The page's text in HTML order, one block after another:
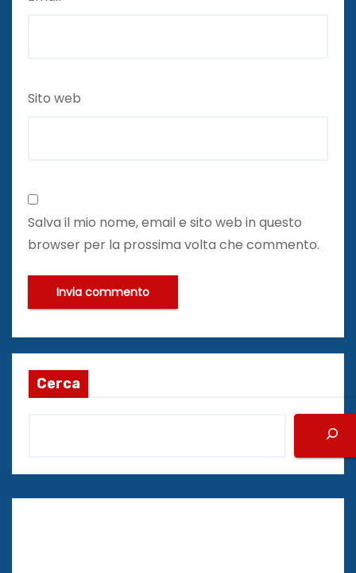
Sito web
Salva il mio nome, email e sito web in questo
browser per la prossima volta che commento.
Cerca